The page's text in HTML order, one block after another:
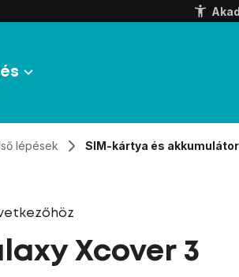
lépések SIM-kártya és
Xcover 3